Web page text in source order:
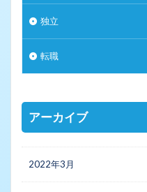
独立
転職
アーカイブ
2022年3月